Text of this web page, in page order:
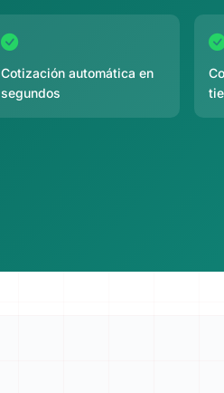
Cotización automática en
segundos